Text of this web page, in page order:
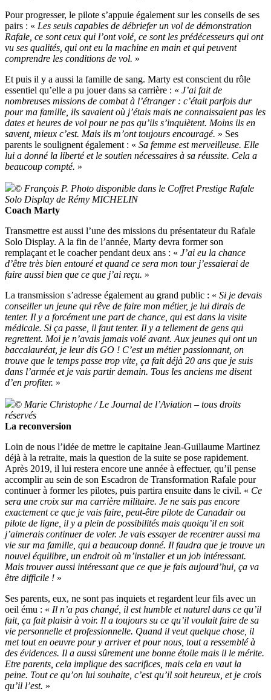
Pour progresser, le pilote s’appuie également sur les conseils de ses
pairs : « Les seuls capables de débriefer un vol de démonstration
Rafale, ce sont ceux qui l’ont volé, ce sont les prédécesseurs qui ont
vu ses qualités, qui ont eu la machine en main et qui peuvent
comprendre les conditions de vol. »
Et puis il y a aussi la famille de sang. Marty est conscient du rôle
essentiel qu’elle a pu jouer dans sa carrière : « J’ai fait de
nombreuses missions de combat à l’étranger : c’était parfois dur
pour ma famille, ils savaient où j’étais mais ne connaissaient pas les
dates et heures de vol pour ne pas qu’ils s’inquiètent. Moins ils en
savent, mieux c’est. Mais ils m’ont toujours encouragé. » Ses
parents le soulignent également : « Sa femme est merveilleuse. Elle
lui a donné la liberté et le soutien nécessaires à sa réussite. Cela a
beaucoup compté. »
© François P. Photo disponible dans le Coffret Prestige Rafale
Solo Display de Rémy MICHELIN
Coach Marty
Transmettre est aussi l’une des missions du présentateur du Rafale
Solo Display. A la fin de l’année, Marty devra former son
remplaçant et le coacher pendant deux ans : « J’ai eu la chance
d’être très bien entouré et quand ce sera mon tour j’essaierai de
faire aussi bien que ce que j’ai reçu. »
La transmission s’adresse également au grand public : « Si je devais
conseiller un jeune qui rêve de faire mon métier, je lui dirais de
tenter. Il y a forcément une part de chance, qui est dans la visite
médicale. Si ça passe, il faut tenter. Il y a tellement de gens qui
regrettent. Moi je n’avais jamais volé avant. Aux jeunes qui ont un
baccalauréat, je leur dis GO ! C’est un métier passionnant, on
trouve que le temps passe trop vite, ça fait déjà 20 ans que je suis
dans l’armée et je vais partir demain. Tous les anciens me disent
d’en profiter. »
© Marie Christophe / Le Journal de l’Aviation – tous droits
réservés
La reconversion
Loin de nous l’idée de mettre le capitaine Jean-Guillaume Martinez
déjà à la retraite, mais la question de la suite se pose rapidement.
Après 2019, il lui restera encore une année à effectuer, qu’il pense
accomplir au sein de son Escadron de Transformation Rafale pour
continuer à former les pilotes, puis partira ensuite dans le civil. « Ce
sera une croix sur ma carrière militaire. Je ne sais pas encore
exactement ce que je vais faire, peut-être pilote de Canadair ou
pilote de ligne, il y a plein de possibilités mais quoiqu’il en soit
j’aimerais continuer de voler. Je vais essayer de recentrer aussi ma
vie sur ma famille, qui a beaucoup donné. Il faudra que je trouve un
nouvel équilibre, un endroit où m’installer et un job intéressant.
Mais trouver aussi intéressant que ce que je fais aujourd’hui, ça va
être difficile ! »
Ses parents, eux, ne sont pas inquiets et regardent leur fils avec un
oeil ému : « Il n’a pas changé, il est humble et naturel dans ce qu’il
fait, ça fait plaisir à voir. Il a toujours su ce qu’il voulait faire de sa
vie personnelle et professionnelle. Quand il veut quelque chose, il
met tout en oeuvre pour y arriver et pour nous, tout a ressemblé à
des évidences. Il a aussi sûrement une bonne étoile mais il le mérite.
Etre parents, cela implique des sacrifices, mais cela en vaut la
peine. Tout ce qu’on lui souhaite, c’est qu’il soit heureux, et je crois
qu’il l’est. »